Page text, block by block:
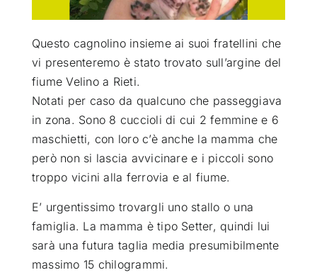
SEMPRE CON ME
Questo cagnolino insieme ai suoi fratellini che
vi presenteremo è stato trovato sull’argine del
fiume Velino a Rieti.
Notati per caso da qualcuno che passeggiava
in zona. Sono 8 cuccioli di cui 2 femmine e 6
maschietti, con loro c’è anche la mamma che
però non si lascia avvicinare e i piccoli sono
troppo vicini alla ferrovia e al fiume.
E’ urgentissimo trovargli uno stallo o una
famiglia. La mamma è tipo Setter, quindi lui
sarà una futura taglia media presumibilmente
massimo 15 chilogrammi.